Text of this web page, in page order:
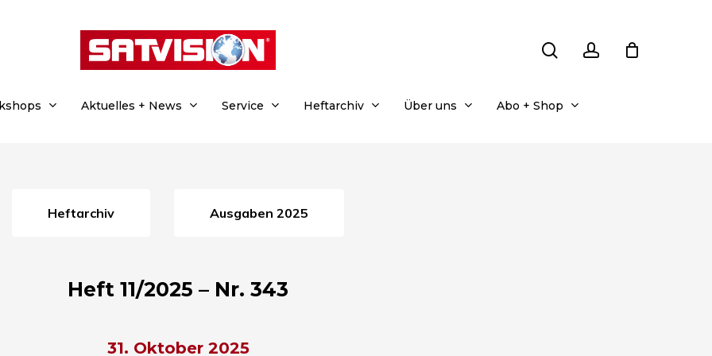
Aktuelles + News Service Heftarchiv Über uns Abo + Shop
Heftarchiv Ausgaben 2025
Heft 11/2025 – Nr. 343
31. Oktober 2025